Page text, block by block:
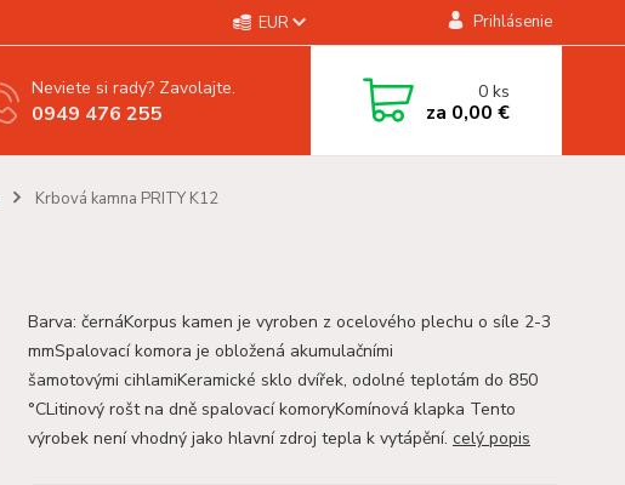
EUR Prihlásenie
Neviete si rady? Zavolajte.
0949 476 255
0ks
za 0,00 €
Krbová kamna PRITY K12
Barva: černáKorpus kamen je vyroben z ocelového plechu o síle 2-3
mmSpalovací komora je obložená akumulačními
šamotovými cihlamiKeramické sklo dvířek, odolné teplotám do 850
°CLitinový rošt na dně spalovací komoryKomínová klapka Tento
výrobek není vhodný jako hlavní zdroj tepla k vytápění. celý popis